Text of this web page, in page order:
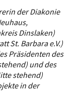
der Diakonie
Dinslaken)
St. Barbara e.V.)
Präsidenten des
und des
stehend)
in der